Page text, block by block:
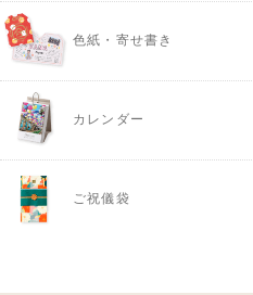
色紙・寄せ書き
カレンダー
ご祝儀袋